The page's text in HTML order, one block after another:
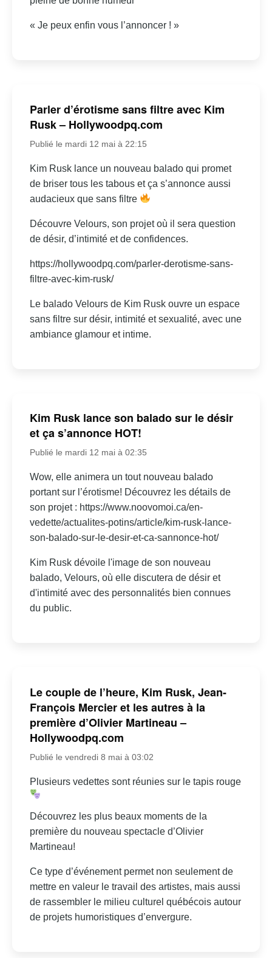
« Je peux enfin vous l’annoncer ! »
Parler d’érotisme sans filtre avec Kim
Rusk – Hollywoodpq.com
Publié le mardi 12 mai à 22:15
Kim Rusk lance un nouveau balado qui promet
de briser tous les tabous et ça s’annonce aussi
audacieux que sans filtre
Découvre Velours, son projet où il sera question
de désir, d’intimité et de confidences.
https://hollywoodpq.com/parler-derotisme-sans-
filtre-avec-kim-rusk/
Le balado Velours de Kim Rusk ouvre un espace
sans filtre sur désir, intimité et sexualité, avec une
ambiance glamour et intime.
Kim Rusk lance son balado sur le désir
et ça s’annonce HOT!
Publié le mardi 12 mai à 02:35
Wow, elle animera un tout nouveau balado
portant sur l’érotisme! Découvrez les détails de
son projet : https://www.noovomoi.ca/en-
vedette/actualites-potins/article/kim-rusk-lance-
son-balado-sur-le-desir-et-ca-sannonce-hot/
Kim Rusk dévoile l'image de son nouveau
balado, Velours, où elle discutera de désir et
d'intimité avec des personnalités bien connues
du public.
Le couple de l’heure, Kim Rusk, Jean-
François Mercier et les autres à la
première d’Olivier Martineau –
Hollywoodpq.com
Publié le vendredi 8 mai à 03:02
Plusieurs vedettes sont réunies sur le tapis rouge
Découvrez les plus beaux moments de la
première du nouveau spectacle d’Olivier
Martineau!
Ce type d’événement permet non seulement de
mettre en valeur le travail des artistes, mais aussi
de rassembler le milieu culturel québécois autour
de projets humoristiques d’envergure.